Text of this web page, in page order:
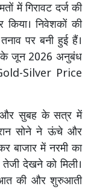
में गिरावट दर्ज की
किया। निवेशकों की
पर बनी हुई हैं।
के जून 2026 अनुबंध
Silver Price
और सुबह के सत्र में
सोने ने ऊंचे और
बाजार में नरमी का
देखने को मिली।
की और शुरुआती